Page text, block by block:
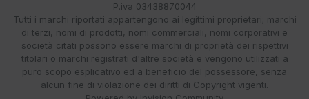
P.iva 03438870044
Tutti i marchi riportati appartengono ai legittimi proprietari; marchi
di terzi, nomi di prodotti, nomi commerciali, nomi corporativi e
società citati possono essere marchi di proprietà dei rispettivi
titolari o marchi registrati d'altre società e vengono utilizzati a
puro scopo esplicativo ed a beneficio del possessore, senza
alcun fine di violazione dei diritti di Copyright vigenti.